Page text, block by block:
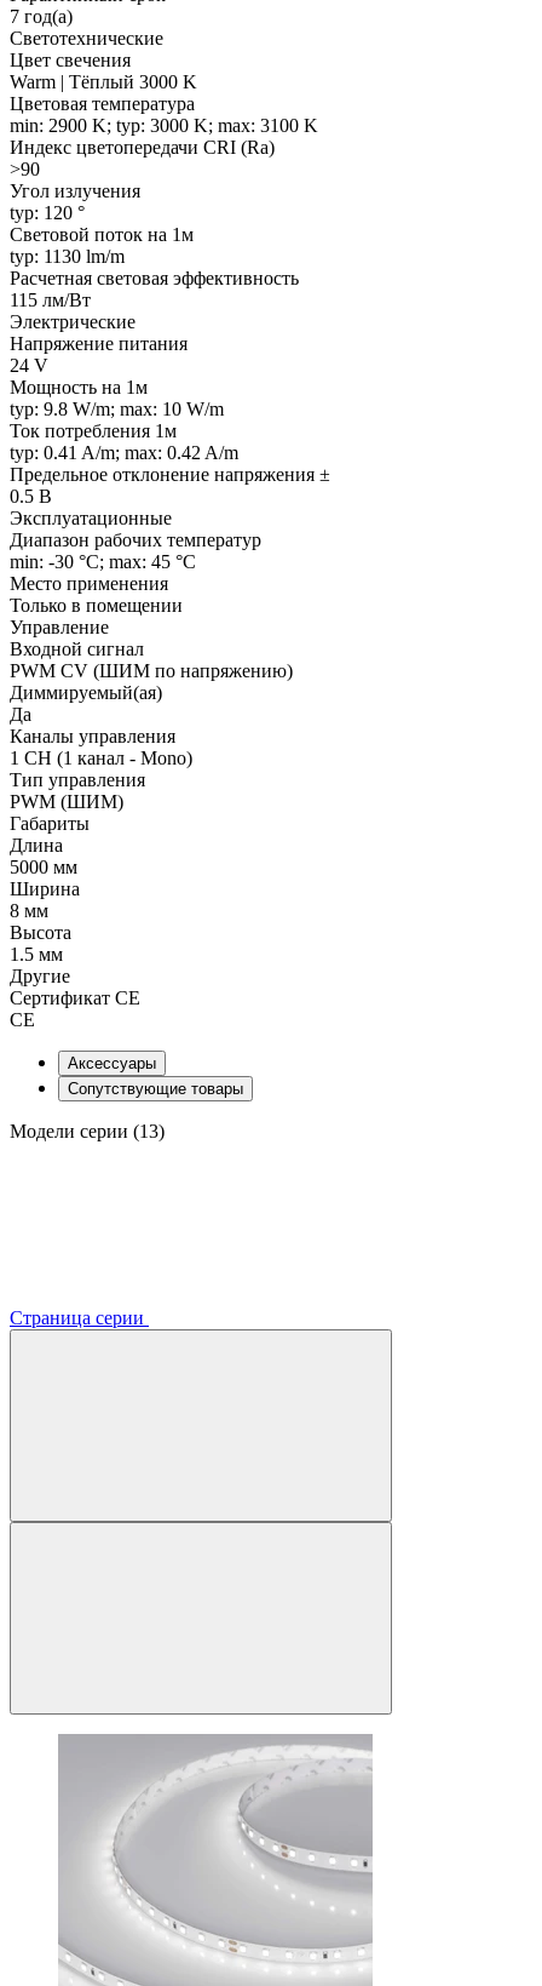
7 год(а)
Светотехнические
Цвет свечения
Warm | Тёплый 3000 K
Цветовая температура
min: 2900 K; typ: 3000 K; max: 3100 K
Индекс цветопередачи CRI (Ra)
>90
Угол излучения
typ: 120 °
Световой поток на 1м
typ: 1130 lm/m
Расчетная световая эффективность
115 лм/Вт
Электрические
Напряжение питания
24 V
Мощность на 1м
typ: 9.8 W/m; max: 10 W/m
Ток потребления 1м
typ: 0.41 A/m; max: 0.42 A/m
Предельное отклонение напряжения ±
0.5 В
Эксплуатационные
Диапазон рабочих температур
min: -30 °C; max: 45 °C
Место применения
Только в помещении
Управление
Входной сигнал
PWM СV (ШИМ по напряжению)
Диммируемый(ая)
Да
Каналы управления
1 CH (1 канал - Mono)
Тип управления
PWM (ШИМ)
Габариты
Длина
5000 мм
Ширина
8 мм
Высота
1.5 мм
Другие
Сертификат CE
CE
Аксессуары
Сопутствующие товары
Модели серии (13)
Страница серии